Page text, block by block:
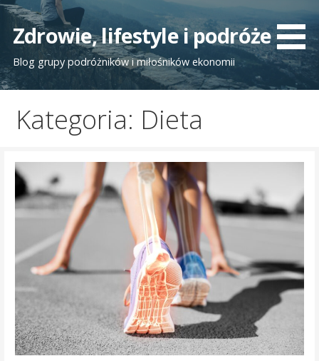
Przejdź
treściZdrowie, lifestyle i podróże
Blog grupy podróżników i miłośników ekonomii
Kategoria: Dieta